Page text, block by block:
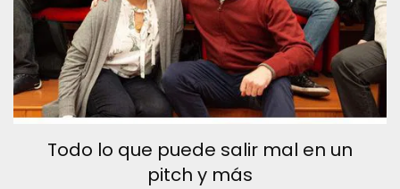
Todo lo que puede salir mal en un
pitch y más